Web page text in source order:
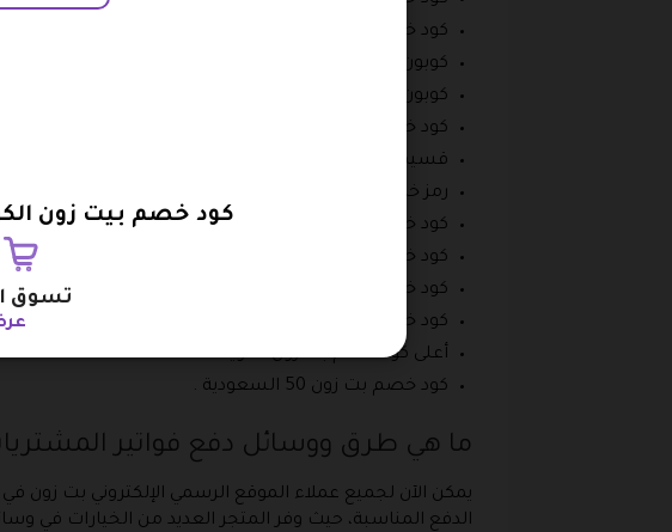
كود خصم بيت زون الكويت .
كوبون خصم بيت زون .
كوبون خصم بت زون .
كود خصم بت زون السعودية 25 .
قسيمة شراء بت زون .
رمز خصم بت زون .
كود خصم بت زون فعال الإمارات 2026 .
كود خصم petzone .
كود خصم بيت زون السعودية .
كود خصم بت زون 2026 جديد .
أعلى كود خصم بت زون الكويت .
كود خصم بت زون 50 السعودية .
ما هي طرق ووسائل دفع فواتير
يمكن الآن لجميع عملاء الموقع الرسمي الإلكتروني بت زون
كود خصم بيت زون
تسوق